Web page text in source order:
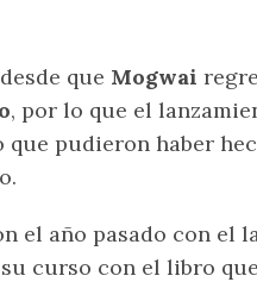
que Mogwai
, por lo que el
que pudieron haber
el año pasado con el
curso con el libro